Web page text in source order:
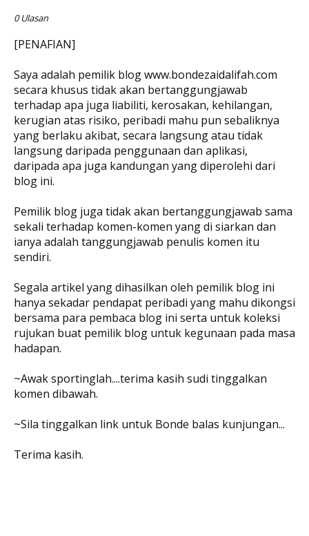
0 Ulasan
[PENAFIAN]
Saya adalah pemilik blog www.bondezaidalifah.com
secara khusus tidak akan bertanggungjawab
terhadap apa juga liabiliti, kerosakan, kehilangan,
kerugian atas risiko, peribadi mahu pun sebaliknya
yang berlaku akibat, secara langsung atau tidak
langsung daripada penggunaan dan aplikasi,
daripada apa juga kandungan yang diperolehi dari
blog ini.
Pemilik blog juga tidak akan bertanggungjawab sama
sekali terhadap komen-komen yang di siarkan dan
ianya adalah tanggungjawab penulis komen itu
sendiri.
Segala artikel yang dihasilkan oleh pemilik blog ini
hanya sekadar pendapat peribadi yang mahu dikongsi
bersama para pembaca blog ini serta untuk koleksi
rujukan buat pemilik blog untuk kegunaan pada masa
hadapan.
~Awak sportinglah....terima kasih sudi tinggalkan
komen dibawah.
~Sila tinggalkan link untuk Bonde balas kunjungan...
Terima kasih.